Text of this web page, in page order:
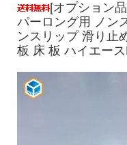
[オプション
パーロング用 ノン
ンスリップ 滑り止
板 床 板 ハイエー